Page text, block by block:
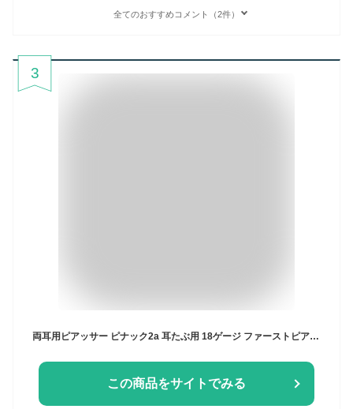
全てのおすすめコメント（2件）
3
両耳用ピアッサー ピナック2a 耳たぶ用 18ゲージ ファーストピアス つけっぱなし付き サージカルステンレス 14種類 ピアス つけっぱなし 開ける あける 医療用 メール便 送料無料 瞬間ピアッサー 大人気 あす楽
この商品をサイトでみる